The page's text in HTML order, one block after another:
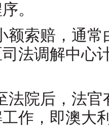
。
额索赔，通
法调解中心
法院后，法
作，即澳大